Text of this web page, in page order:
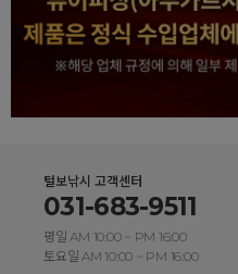
털보낚시 고객센터
031-683-9511
평일 AM 10:00 ~ PM 16:00
토요일 AM 10:00 ~ PM 16:00